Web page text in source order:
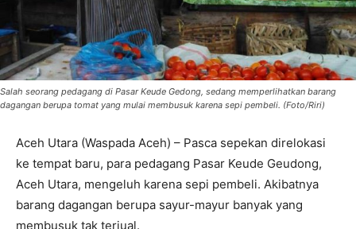
Salah seorang pedagang di Pasar Keude Gedong, sedang memperlihatkan barang
dagangan berupa tomat yang mulai membusuk karena sepi pembeli. (Foto/Riri)
Aceh Utara (Waspada Aceh) – Pasca sepekan direlokasi
ke tempat baru, para pedagang Pasar Keude Geudong,
Aceh Utara, mengeluh karena sepi pembeli. Akibatnya
barang dagangan berupa sayur-mayur banyak yang
membusuk tak terjual.